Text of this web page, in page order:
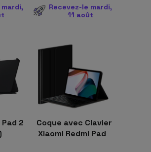
Recevez-le mardi,
11 août
2
Coque avec Clavier
Xiaomi Redmi Pad